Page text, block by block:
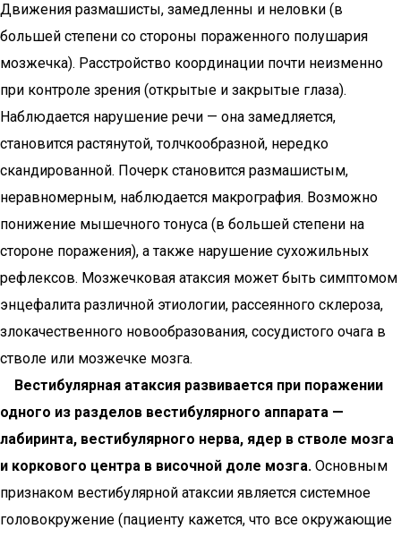
Движения размашисты, замедленны и неловки (в
большей степени со стороны пораженного полушария
мозжечка). Расстройство координации почти неизменно
при контроле зрения (открытые и закрытые глаза).
Наблюдается нарушение речи — она замедляется,
становится растянутой, толчкообразной, нередко
скандированной. Почерк становится размашистым,
неравномерным, наблюдается макрография. Возможно
понижение мышечного тонуса (в большей степени на
стороне поражения), а также нарушение сухожильных
рефлексов. Мозжечковая атаксия может быть симптомом
энцефалита различной этиологии, рассеянного склероза,
злокачественного новообразования, сосудистого очага в
стволе или мозжечке мозга.
Вестибулярная атаксия развивается при поражении
одного из разделов вестибулярного аппарата —
лабиринта, вестибулярного нерва, ядер в стволе мозга
и коркового центра в височной доле мозга. Основным
признаком вестибулярной атаксии является системное
головокружение (пациенту кажется, что все окружающие